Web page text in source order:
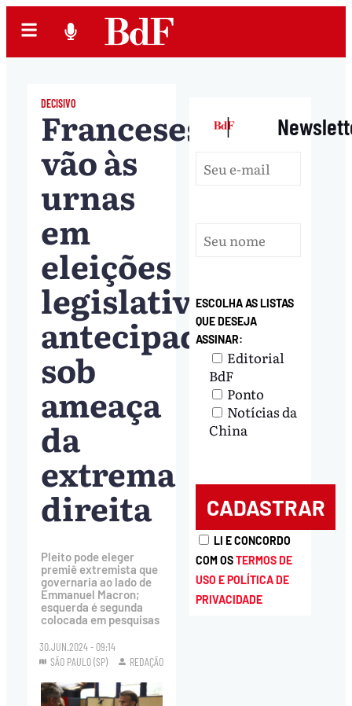
DECISIVO
Franceses
vão às
urnas
em
eleições
legislativas
antecipadas
sob
ameaça
da
extrema
direita
Pleito pode eleger
premiê extremista que
governaria ao lado de
Emmanuel Macron;
esquerda é segunda
colocada em pesquisas
30.JUN.2024 - 09:14
SÃO PAULO (SP)
REDAÇÃO
|
ESCOLHA AS LISTAS
QUE DESEJA
ASSINAR:
Editorial
BdF
Ponto
Notícias da
China
LI E CONCORDO
COM OSTERMOS DE
USO E POLÍTICA DE
PRIVACIDADE